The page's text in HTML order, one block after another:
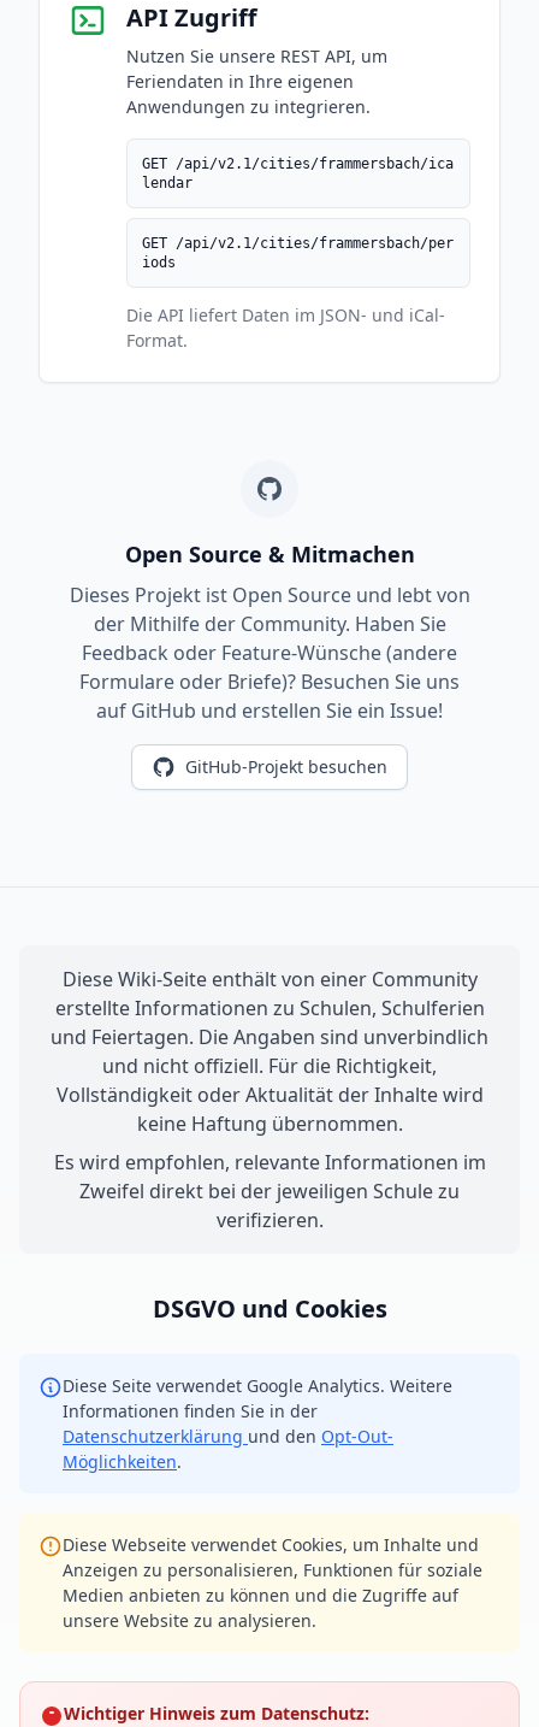
API Zugriff
Nutzen Sie unsere REST API, um
Feriendaten in Ihre eigenen
Anwendungen zu integrieren.
GET /api/v2.1/cities/frammersbach/ica
lendar
GET /api/v2.1/cities/frammersbach/per
iods
Die API liefert Daten im JSON- und iCal-
Format.
Open Source & Mitmachen
Dieses Projekt ist Open Source und lebt von
der Mithilfe der Community. Haben Sie
Feedback oder Feature-Wünsche (andere
Formulare oder Briefe)? Besuchen Sie uns
auf GitHub und erstellen Sie ein Issue!
GitHub-Projekt besuchen
Diese Wiki-Seite enthält von einer Community
erstellte Informationen zu Schulen, Schulferien
und Feiertagen. Die Angaben sind unverbindlich
und nicht offiziell. Für die Richtigkeit,
Vollständigkeit oder Aktualität der Inhalte wird
keine Haftung übernommen.
Es wird empfohlen, relevante Informationen im
Zweifel direkt bei der jeweiligen Schule zu
verifizieren.
DSGVO und Cookies
Diese Seite verwendet Google Analytics. Weitere
Informationen finden Sie in der
Datenschutzerklärung und den Opt-Out-
Möglichkeiten.
Diese Webseite verwendet Cookies, um Inhalte und
Anzeigen zu personalisieren, Funktionen für soziale
Medien anbieten zu können und die Zugriffe auf
unsere Website zu analysieren.
Wichtiger Hinweis zum Datenschutz: